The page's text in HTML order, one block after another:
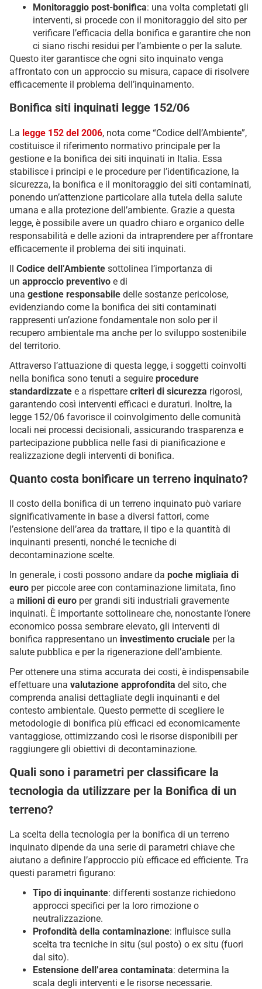
Monitoraggio post-bonifica: una volta completati gli
interventi, si procede con il monitoraggio del sito per
verificare l’efficacia della bonifica e garantire che non
ci siano rischi residui per l’ambiente o per la salute.
Questo iter garantisce che ogni sito inquinato venga
affrontato con un approccio su misura, capace di risolvere
efficacemente il problema dell’inquinamento.
Bonifica siti inquinati legge 152/06
La legge 152 del 2006, nota come “Codice dell’Ambiente”,
costituisce il riferimento normativo principale per la
gestione e la bonifica dei siti inquinati in Italia. Essa
stabilisce i principi e le procedure per l’identificazione, la
sicurezza, la bonifica e il monitoraggio dei siti contaminati,
ponendo un’attenzione particolare alla tutela della salute
umana e alla protezione dell’ambiente. Grazie a questa
legge, è possibile avere un quadro chiaro e organico delle
responsabilità e delle azioni da intraprendere per affrontare
efficacemente il problema dei siti inquinati.
Il Codice dell’Ambiente sottolinea l’importanza di
un approccio preventivo e di
una gestione responsabile delle sostanze pericolose,
evidenziando come la bonifica dei siti contaminati
rappresenti un’azione fondamentale non solo per il
recupero ambientale ma anche per lo sviluppo sostenibile
del territorio.
Attraverso l’attuazione di questa legge, i soggetti coinvolti
nella bonifica sono tenuti a seguire procedure
standardizzate e a rispettare criteri di sicurezza rigorosi,
garantendo così interventi efficaci e duraturi. Inoltre, la
legge 152/06 favorisce il coinvolgimento delle comunità
locali nei processi decisionali, assicurando trasparenza e
partecipazione pubblica nelle fasi di pianificazione e
realizzazione degli interventi di bonifica.
Quanto costa bonificare un terreno inquinato?
Il costo della bonifica di un terreno inquinato può variare
significativamente in base a diversi fattori, come
l’estensione dell’area da trattare, il tipo e la quantità di
inquinanti presenti, nonché le tecniche di
decontaminazione scelte.
In generale, i costi possono andare da poche migliaia di
euro per piccole aree con contaminazione limitata, fino
a milioni di euro per grandi siti industriali gravemente
inquinati. È importante sottolineare che, nonostante l’onere
economico possa sembrare elevato, gli interventi di
bonifica rappresentano un investimento cruciale per la
salute pubblica e per la rigenerazione dell’ambiente.
Per ottenere una stima accurata dei costi, è indispensabile
effettuare una valutazione approfondita del sito, che
comprenda analisi dettagliate degli inquinanti e del
contesto ambientale. Questo permette di scegliere le
metodologie di bonifica più efficaci ed economicamente
vantaggiose, ottimizzando così le risorse disponibili per
raggiungere gli obiettivi di decontaminazione.
Quali sono i parametri per classificare la
tecnologia da utilizzare per la Bonifica di un
terreno?
La scelta della tecnologia per la bonifica di un terreno
inquinato dipende da una serie di parametri chiave che
aiutano a definire l’approccio più efficace ed efficiente. Tra
questi parametri figurano:
Tipo di inquinante: differenti sostanze richiedono
approcci specifici per la loro rimozione o
neutralizzazione.
Profondità della contaminazione: influisce sulla
scelta tra tecniche in situ (sul posto) o ex situ (fuori
dal sito).
Estensione dell’area contaminata: determina la
scala degli interventi e le risorse necessarie.